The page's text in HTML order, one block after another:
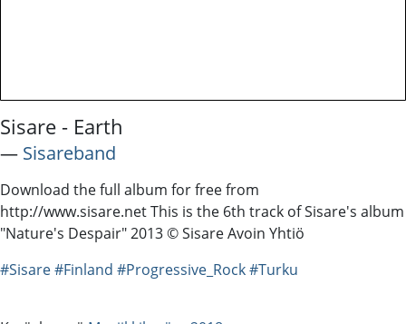
Sisare - Earth
― Sisareband
Download the full album for free from
http://www.sisare.net This is the 6th track of Sisare's album
"Nature's Despair" 2013 © Sisare Avoin Yhtiö
#Sisare#Finland #Progressive_Rock#Turku